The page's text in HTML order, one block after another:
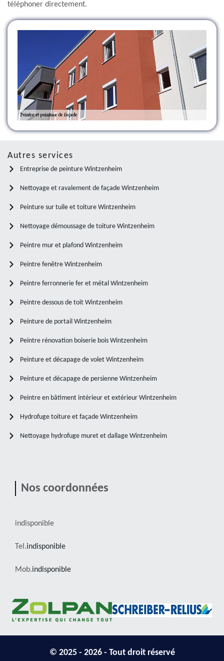
téléphoner directement.
Autres services
Entreprise de peinture Wintzenheim
Nettoyage et ravalement de façade Wintzenheim
Peinture sur tuile et toiture Wintzenheim
Nettoyage démoussage de toiture Wintzenheim
Peintre mur et plafond Wintzenheim
Peintre fenêtre Wintzenheim
Peintre ferronnerie fer et métal Wintzenheim
Peintre dessous de toit Wintzenheim
Peinture de portail Wintzenheim
Peintre rénovation boiserie bois Wintzenheim
Peinture et décapage de volet Wintzenheim
Peinture et décapage de persienne Wintzenheim
Peintre en bâtiment intérieur et extérieur Wintzenheim
Hydrofuge toiture et façade Wintzenheim
Nettoyage hydrofuge muret et dallage Wintzenheim
Nos coordonnées
indisponible
Tel.indisponible
Mob.indisponible
© 2025 - 2026 - Tout droit réservé